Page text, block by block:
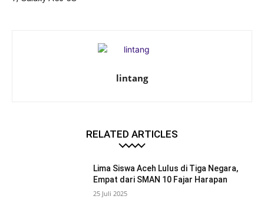
lintang
RELATED ARTICLES
Lima Siswa Aceh Lulus di Tiga Negara,
Empat dari SMAN 10 Fajar Harapan
25 Juli 2025